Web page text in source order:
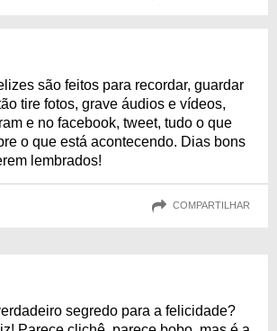
são feitos para recordar, guardar
tire fotos, grave áudios e vídeos,
e no facebook, tweet, tudo o que
o que está acontecendo. Dias bons
lembrados!
COMPARTILHAR
segredo para a felicidade?